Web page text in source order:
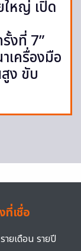
หญ่ เปิด
งที่ 7”
เครื่องมือ
ง ขับ
ที่เชื่อ
ายเดือน รายปี